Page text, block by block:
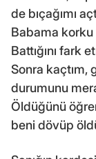
de bıçağımı
Babama
Battığını fark
Sonra kaçtım,
durumunu
Öldüğünü
beni dövüp